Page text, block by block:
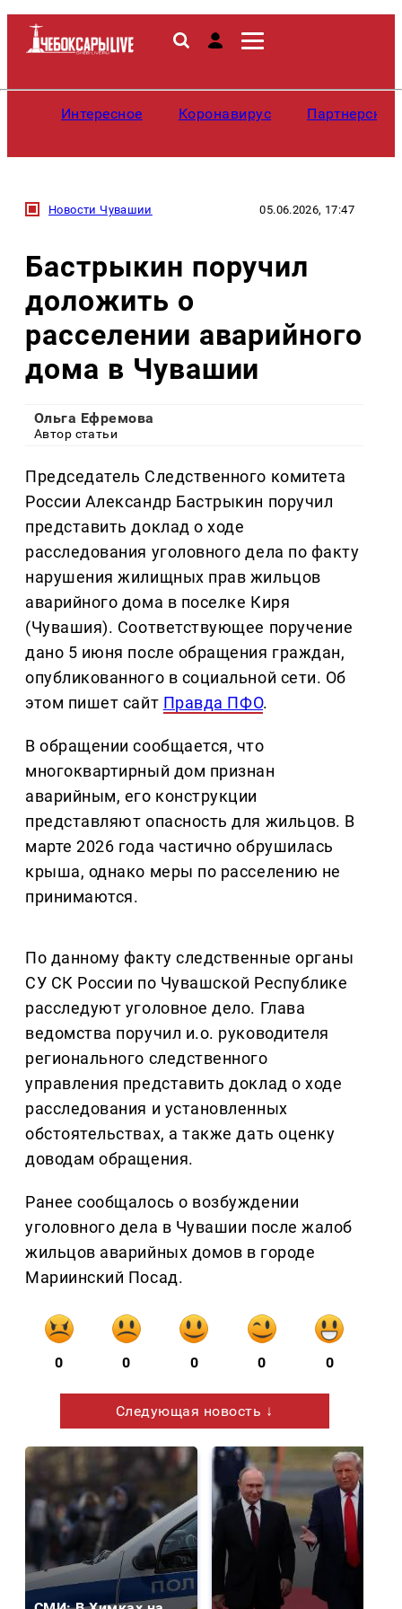
Интересное Коронавирус
Новости Чувашии 05.06.2026, 17:47
Бастрыкин поручил
доложить о
расселении аварийного
дома в Чувашии
Ольга Ефремова
Автор статьи
Председатель Следственного комитета
России Александр Бастрыкин поручил
представить доклад о ходе
расследования уголовного дела по факту
нарушения жилищных прав жильцов
аварийного дома в поселке Киря
(Чувашия). Соответствующее поручение
дано 5 июня после обращения граждан,
опубликованного в социальной сети. Об
этом пишет сайт Правда ПФО.
В обращении сообщается, что
многоквартирный дом признан
аварийным, его конструкции
представляют опасность для жильцов. В
марте 2026 года частично обрушилась
крыша, однако меры по расселению не
принимаются.
По данному факту следственные органы
СУ СК России по Чувашской Республике
расследуют уголовное дело. Глава
ведомства поручил и.о. руководителя
регионального следственного
управления представить доклад о ходе
расследования и установленных
обстоятельствах, а также дать оценку
доводам обращения.
Ранее сообщалось о возбуждении
уголовного дела в Чувашии после жалоб
жильцов аварийных домов в городе
Мариинский Посад.
0 0 0 0 0
Следующая новость ↓